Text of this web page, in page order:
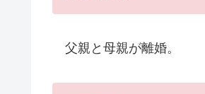
父親と母親が離婚。